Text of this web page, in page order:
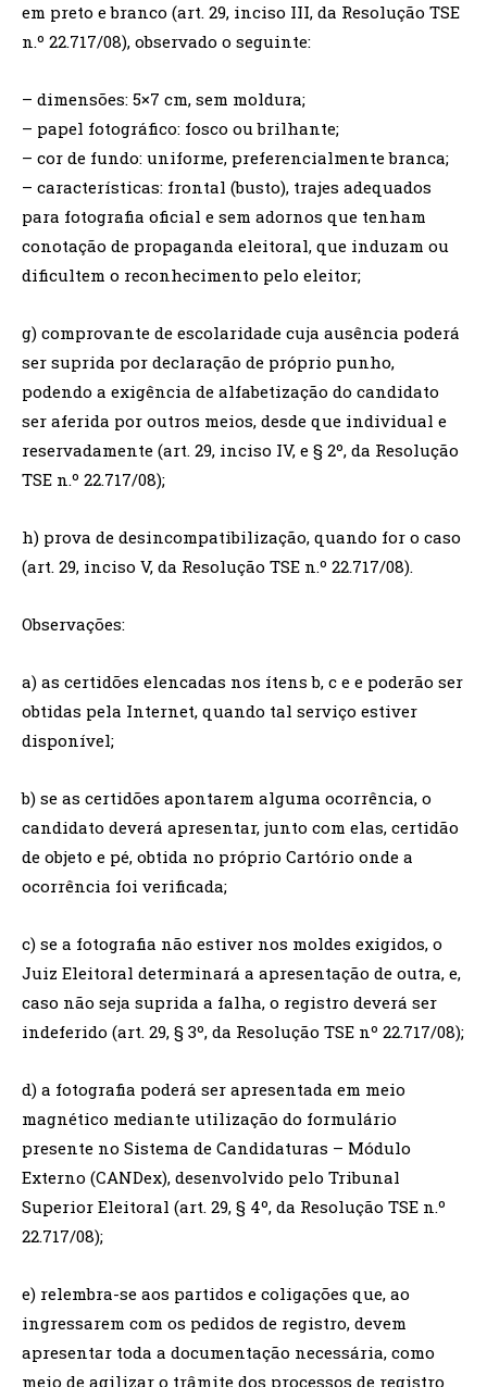
em preto e branco (art. 29, inciso III, da Resolução TSE
n.º 22.717/08), observado o seguinte:
– dimensões: 5×7 cm, sem moldura;
– papel fotográfico: fosco ou brilhante;
– cor de fundo: uniforme, preferencialmente branca;
– características: frontal (busto), trajes adequados
para fotografia oficial e sem adornos que tenham
conotação de propaganda eleitoral, que induzam ou
dificultem o reconhecimento pelo eleitor;
g) comprovante de escolaridade cuja ausência poderá
ser suprida por declaração de próprio punho,
podendo a exigência de alfabetização do candidato
ser aferida por outros meios, desde que individual e
reservadamente (art. 29, inciso IV, e § 2º, da Resolução
TSE n.º 22.717/08);
h) prova de desincompatibilização, quando for o caso
(art. 29, inciso V, da Resolução TSE n.º 22.717/08).
Observações:
a) as certidões elencadas nos ítens b, c e e poderão ser
obtidas pela Internet, quando tal serviço estiver
disponível;
b) se as certidões apontarem alguma ocorrência, o
candidato deverá apresentar, junto com elas, certidão
de objeto e pé, obtida no próprio Cartório onde a
ocorrência foi verificada;
c) se a fotografia não estiver nos moldes exigidos, o
Juiz Eleitoral determinará a apresentação de outra, e,
caso não seja suprida a falha, o registro deverá ser
indeferido (art. 29, § 3º, da Resolução TSE nº 22.717/08);
d) a fotografia poderá ser apresentada em meio
magnético mediante utilização do formulário
presente no Sistema de Candidaturas – Módulo
Externo (CANDex), desenvolvido pelo Tribunal
Superior Eleitoral (art. 29, § 4º, da Resolução TSE n.º
22.717/08);
e) relembra-se aos partidos e coligações que, ao
ingressarem com os pedidos de registro, devem
apresentar toda a documentação necessária, como
meio de agilizar o trâmite dos processos de registro